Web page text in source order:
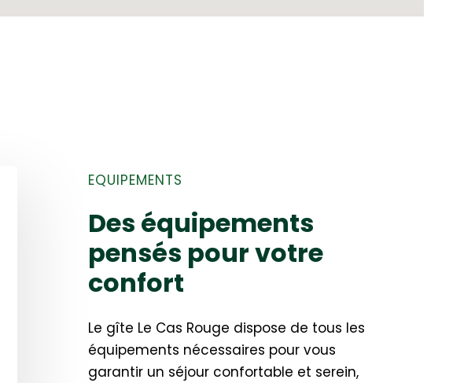
EQUIPEMENTS
Des équipements
pensés pour votre
confort
Le gîte Le Cas Rouge dispose de tous les
équipements nécessaires pour vous
garantir un séjour confortable et serein,